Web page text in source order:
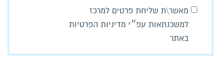
מאשר\ת שליחת פרטים למרכז
למשכנתאות עפ״י מדיניות הפרטיות
באתר